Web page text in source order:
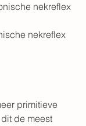
nekreflex
nekreflex
primitieve
de meest